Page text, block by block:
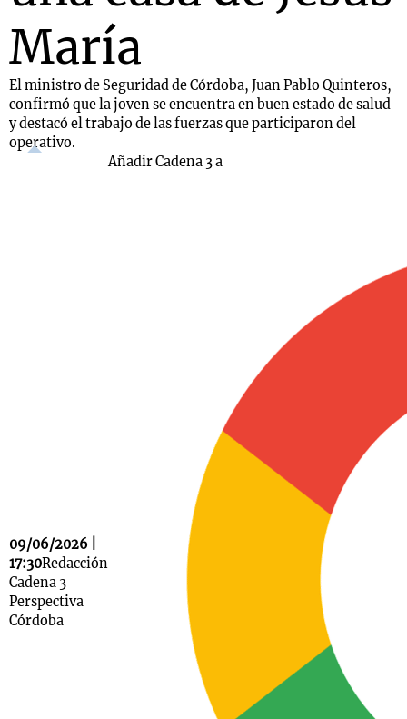
María
El ministro de Seguridad de Córdoba, Juan Pablo Quinteros,
confirmó que la joven se encuentra en buen estado de salud
y destacó el trabajo de las fuerzas que participaron del
operativo.
09/06/2026 |
17:30Redacción
Cadena 3
Perspectiva
Córdoba
Añadir Cadena 3 a